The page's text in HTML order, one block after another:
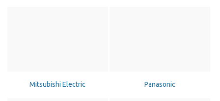
Mitsubishi Electric Panasonic